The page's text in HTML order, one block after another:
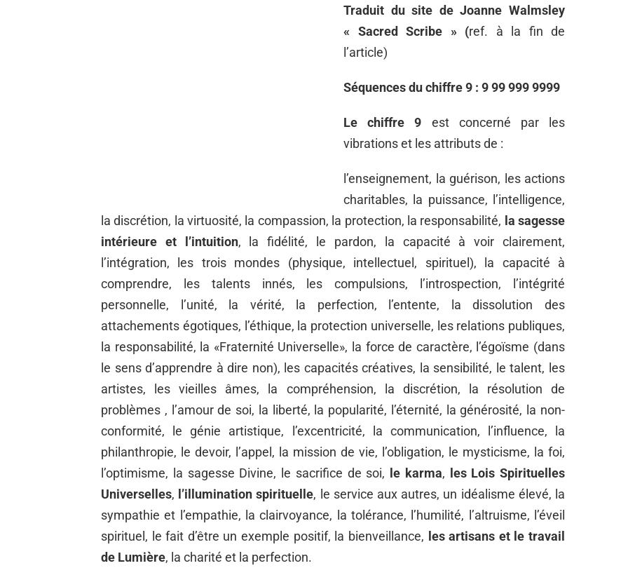
Traduit du site de Joanne Walmsley
« Sacred Scribe » (ref. à la fin de
l’article)
Séquences du chiffre 9 : 9 99 999 9999
Le chiffre 9 est concerné par les
vibrations et les attributs de :
l’enseignement, la guérison, les actions
charitables, la puissance, l’intelligence,
la discrétion, la virtuosité, la compassion, la protection, la responsabilité, la sagesse
intérieure et l’intuition, la fidélité, le pardon, la capacité à voir clairement,
l’intégration, les trois mondes (physique, intellectuel, spirituel), la capacité à
comprendre, les talents innés, les compulsions, l’introspection, l’intégrité
personnelle, l’unité, la vérité, la perfection, l’entente, la dissolution des
attachements égotiques, l’éthique, la protection universelle, les relations publiques,
la responsabilité, la «Fraternité Universelle», la force de caractère, l’égoïsme (dans
le sens d’apprendre à dire non), les capacités créatives, la sensibilité, le talent, les
artistes, les vieilles âmes, la compréhension, la discrétion, la résolution de
problèmes , l’amour de soi, la liberté, la popularité, l’éternité, la générosité, la non-
conformité, le génie artistique, l’excentricité, la communication, l’influence, la
philanthropie, le devoir, l’appel, la mission de vie, l’obligation, le mysticisme, la foi,
l’optimisme, la sagesse Divine, le sacrifice de soi,
le karma,
les Lois Spirituelles
Universelles, l’illumination spirituelle, le service aux autres, un idéalisme élevé, la
sympathie et l’empathie, la clairvoyance, la tolérance, l’humilité, l’altruisme, l’éveil
spirituel, le fait d’être un exemple positif, la bienveillance, les artisans et le travail
de Lumière, la charité et la perfection.